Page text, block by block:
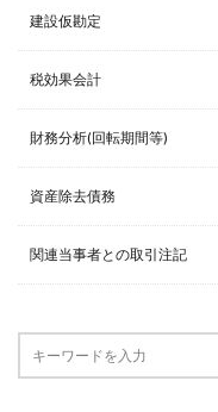
建設仮勘定
税効果会計
財務分析(回転期間等)
資産除去債務
関連当事者との取引注記